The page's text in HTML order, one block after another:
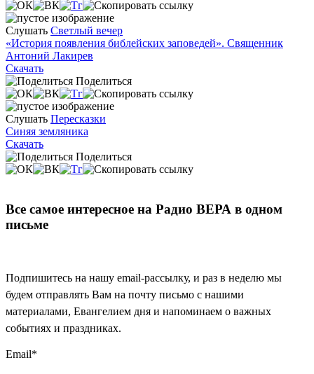
Слушать Светлый вечер
«История появления библейских заповедей». Священник
Антоний Лакирев
Скачать
Поделиться
Слушать Пересказки
Синяя земляника
Скачать
Поделиться
Все самое интересное на Радио ВЕРА в одном
письме
Подпишитесь на нашу email-рассылку, и раз в неделю мы
будем отправлять Вам на почту письмо с нашими
материалами, Евангелием дня и напоминаем о важных
событиях и праздниках.
Email*